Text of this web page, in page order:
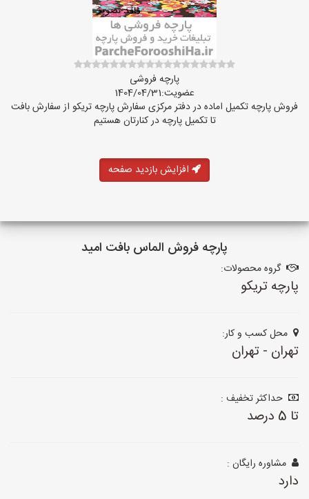
پارچه فروشی
عضویت:1404/04/31
فروش پارچه تکمیل اماده در دفتر مرکزی سفارش پارچه تریکو از سفارش بافت
تا تکمیل پارچه در کنارتان هستیم
افزایش بازدید صفحه
پارچه فروش الماس بافت امید
گروه محصولات:
پارچه تریکو
محل کسب و کار:
تهران - تهران
حداکثر تخفیف :
تا 5 درصد
مشاوره رایگان :
دارد